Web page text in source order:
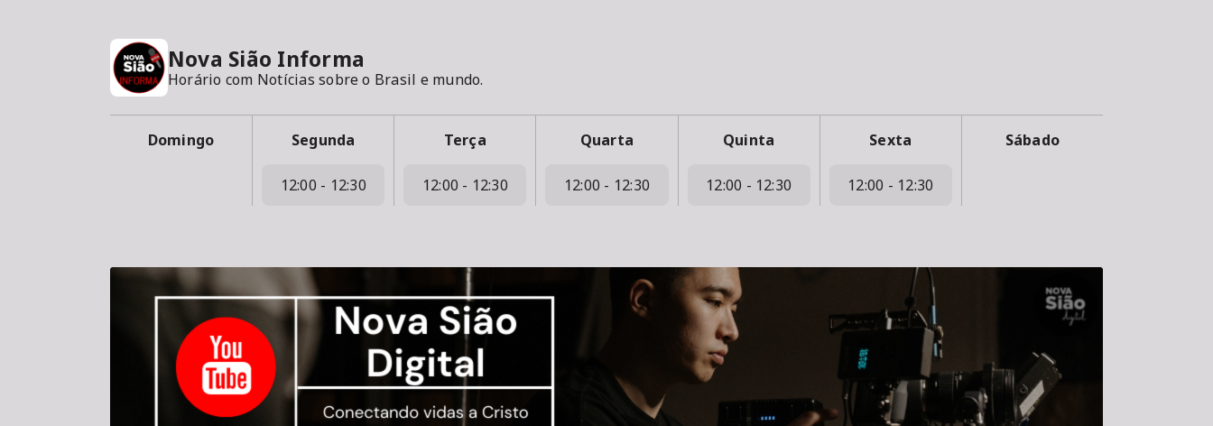
Nova Sião Informa
Horário com Notícias sobre o Brasil e mundo.
Domingo Segunda
12:00 - 12:30
Terça
12:00 - 12:30
Quarta
12:00 - 12:30
Quinta
12:00 - 12:30
Sexta
12:00 - 12:30
Sábado